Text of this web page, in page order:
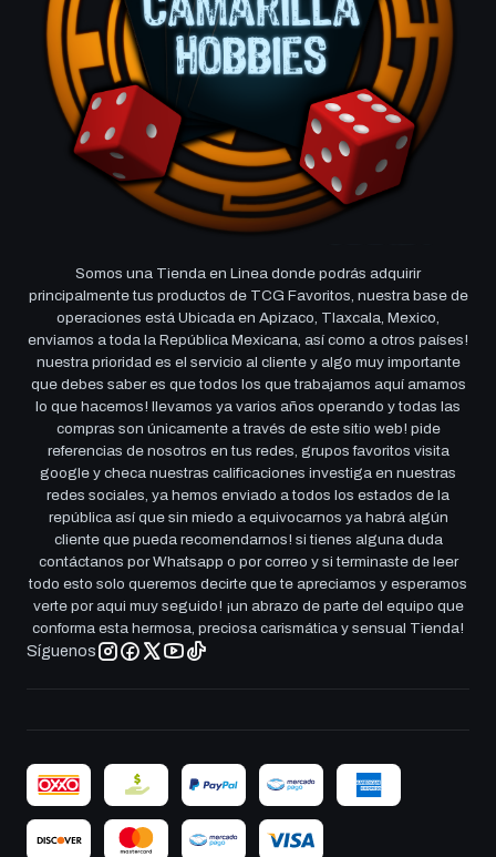
Somos una Tienda en Linea donde podrás adquirir
principalmente tus productos de TCG Favoritos, nuestra base de
operaciones está Ubicada en Apizaco, Tlaxcala, Mexico,
enviamos a toda la República Mexicana, así como a otros países!
nuestra prioridad es el servicio al cliente y algo muy importante
que debes saber es que todos los que trabajamos aquí amamos
lo que hacemos! llevamos ya varios años operando y todas las
compras son únicamente a través de este sitio web! pide
referencias de nosotros en tus redes, grupos favoritos visita
google y checa nuestras calificaciones investiga en nuestras
redes sociales, ya hemos enviado a todos los estados de la
república así que sin miedo a equivocarnos ya habrá algún
cliente que pueda recomendarnos! si tienes alguna duda
contáctanos por Whatsapp o por correo y si terminaste de leer
todo esto solo queremos decirte que te apreciamos y esperamos
verte por aqui muy seguido! ¡un abrazo de parte del equipo que
conforma esta hermosa, preciosa carismática y sensual Tienda!
Síguenos